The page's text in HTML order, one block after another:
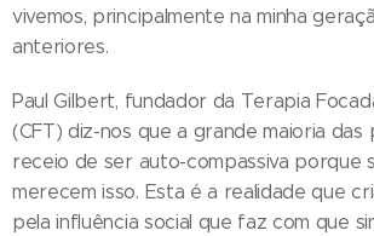
vivemos, principalmente na minha
anteriores.
Paul Gilbert, fundador da Terapia
(CFT) diz-nos que a grande maioria das
receio de ser auto-compassiva porque
merecem isso. Esta é a realidade que
pela influência social que faz com que